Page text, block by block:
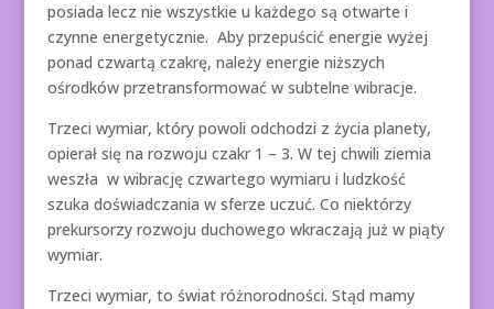
posiada lecz nie wszystkie u każdego są otwarte i
czynne energetycznie. Aby przepuścić energie wyżej
ponad czwartą czakrę, należy energie niższych
ośrodków przetransformować w subtelne wibracje.
Trzeci wymiar, który powoli odchodzi z życia planety,
opierał się na rozwoju czakr 1 – 3. W tej chwili ziemia
weszła w wibrację czwartego wymiaru i ludzkość
szuka doświadczania w sferze uczuć. Co niektórzy
prekursorzy rozwoju duchowego wkraczają już w piąty
wymiar.
Trzeci wymiar, to świat różnorodności. Stąd mamy